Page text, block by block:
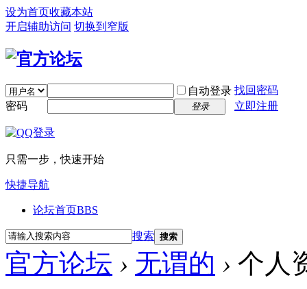
设为首页收藏本站
开启辅助访问 切换到窄版
自动登录 找回密码
密码
登录 立即注册
只需一步，快速开始
快捷导航
论坛首页BBS
搜索 搜索
官方论坛 › 无谓的 › 个人